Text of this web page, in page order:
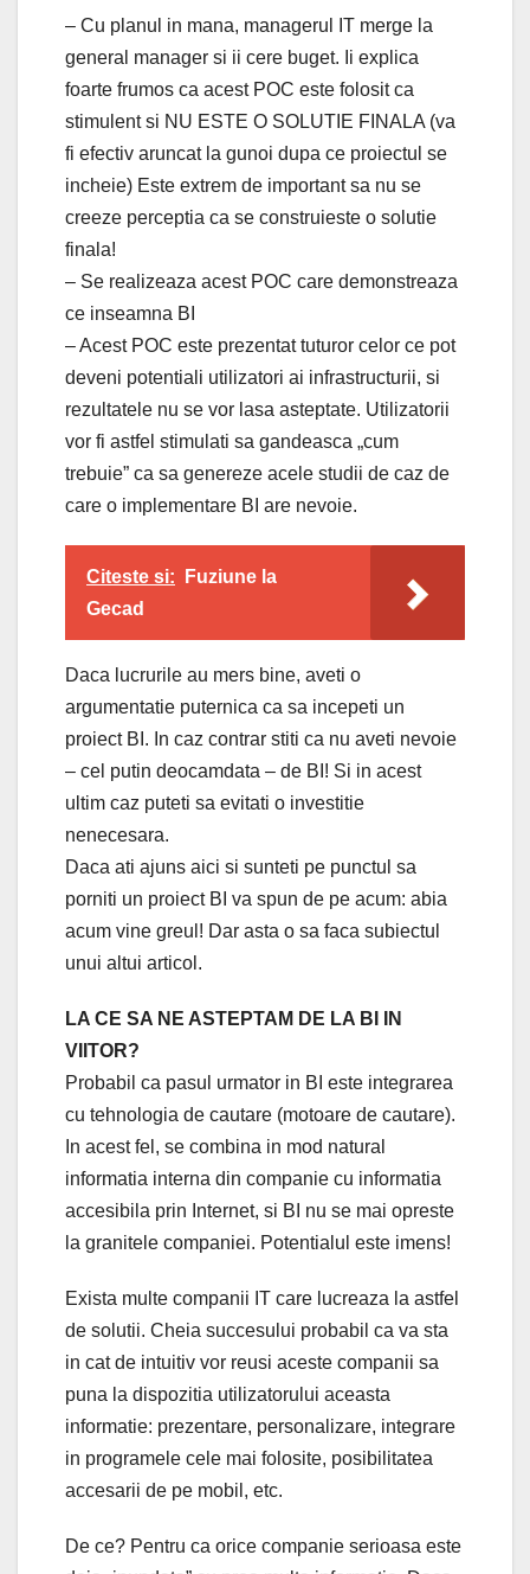
– Cu planul in mana, managerul IT merge la
general manager si ii cere buget. Ii explica
foarte frumos ca acest POC este folosit ca
stimulent si NU ESTE O SOLUTIE FINALA (va
fi efectiv aruncat la gunoi dupa ce proiectul se
incheie) Este extrem de important sa nu se
creeze perceptia ca se construieste o solutie
finala!
– Se realizeaza acest POC care demonstreaza
ce inseamna BI
– Acest POC este prezentat tuturor celor ce pot
deveni potentiali utilizatori ai infrastructurii, si
rezultatele nu se vor lasa asteptate. Utilizatorii
vor fi astfel stimulati sa gandeasca „cum
trebuie” ca sa genereze acele studii de caz de
care o implementare BI are nevoie.
Citeste si:
Fuziune la
Gecad
Daca lucrurile au mers bine, aveti o
argumentatie puternica ca sa incepeti un
proiect BI. In caz contrar stiti ca nu aveti nevoie
– cel putin deocamdata – de BI! Si in acest
ultim caz puteti sa evitati o investitie
nenecesara.
Daca ati ajuns aici si sunteti pe punctul sa
porniti un proiect BI va spun de pe acum: abia
acum vine greul! Dar asta o sa faca subiectul
unui altui articol.
LA CE SA NE ASTEPTAM DE LA BI IN
VIITOR?
Probabil ca pasul urmator in BI este integrarea
cu tehnologia de cautare (motoare de cautare).
In acest fel, se combina in mod natural
informatia interna din companie cu informatia
accesibila prin Internet, si BI nu se mai opreste
la granitele companiei. Potentialul este imens!
Exista multe companii IT care lucreaza la astfel
de solutii. Cheia succesului probabil ca va sta
in cat de intuitiv vor reusi aceste companii sa
puna la dispozitia utilizatorului aceasta
informatie: prezentare, personalizare, integrare
in programele cele mai folosite, posibilitatea
accesarii de pe mobil, etc.
De ce? Pentru ca orice companie serioasa este